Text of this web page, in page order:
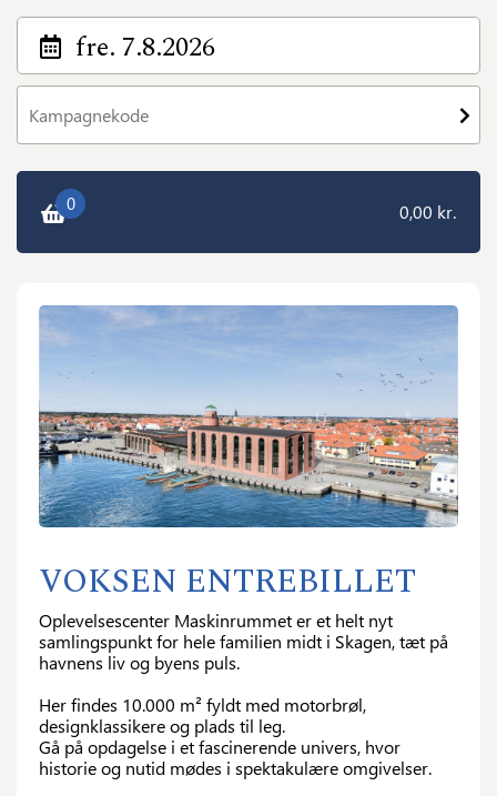
fre. 7.8.2026
0 0,00 kr.
GÅ TIL BETALING
Gå til betaling
VOKSEN ENTREBILLET
Oplevelsescenter Maskinrummet er et helt nyt
samlingspunkt for hele familien midt i Skagen, tæt på
havnens liv og byens puls.
Her findes 10.000 m² fyldt med motorbrøl,
designklassikere og plads til leg.
Gå på opdagelse i et fascinerende univers, hvor
historie og nutid mødes i spektakulære omgivelser.